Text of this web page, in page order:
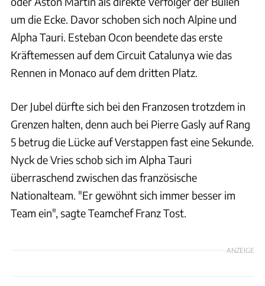
um die Ecke. Davor schoben sich noch Alpine und
Alpha Tauri. Esteban Ocon beendete das erste
Kräftemessen auf dem Circuit Catalunya wie das
Rennen in Monaco auf dem dritten Platz.
Der Jubel dürfte sich bei den Franzosen trotzdem in
Grenzen halten, denn auch bei Pierre Gasly auf Rang
5 betrug die Lücke auf Verstappen fast eine Sekunde.
Nyck de Vries schob sich im Alpha Tauri
überraschend zwischen das französische
Nationalteam. "Er gewöhnt sich immer besser im
Team ein", sagte Teamchef Franz Tost.
ANZEIGE